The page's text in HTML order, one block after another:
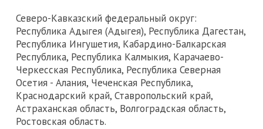
Северо-Кавказский федеральный округ:
Республика Адыгея (Адыгея), Республика Дагестан,
Республика Ингушетия, Кабардино-Балкарская
Республика, Республика Калмыкия, Карачаево-
Черкесская Республика, Республика Северная
Осетия - Алания, Чеченская Республика,
Краснодарский край, Ставропольский край,
Астраханская область, Волгоградская область,
Ростовская область.